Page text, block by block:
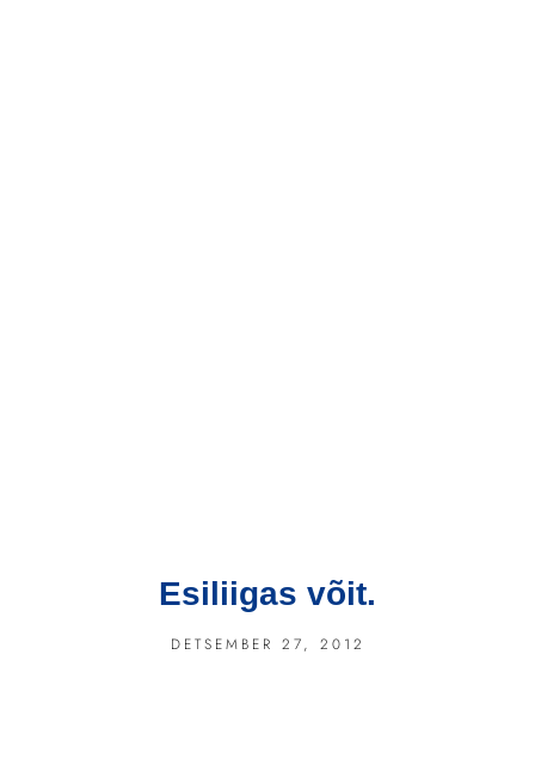
Esiliigas võit.
DETSEMBER 27, 2012